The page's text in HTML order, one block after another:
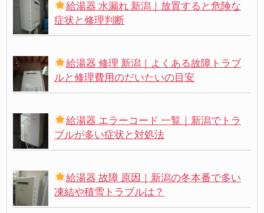
給湯器 水漏れ 新潟｜放置すると危険な
症状と修理判断
給湯器 修理 新潟｜よくある故障トラブ
ルと修理費用のだいたいの目安
給湯器 エラーコード 一覧｜新潟でトラ
ブルが多い症状と対処法
給湯器 故障 原因｜新潟の冬本番で多い
凍結や積雪トラブルは？